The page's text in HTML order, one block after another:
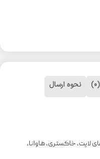
نحوه ارسال
لایت,خاکستری,هاوانا,